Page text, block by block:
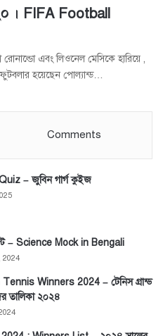
। FIFA Football
রোনাল্ডো এবং লিওনেল মেসিকে হারিয়ে ,
হয়েছেন পোল্যান্ড…
Comments
– জুবিন গার্গ কুইজ
– Science Mock in Bengali
2024
Winners 2024 – টেনিস গ্রান্ড
তালিকা ২০২৪